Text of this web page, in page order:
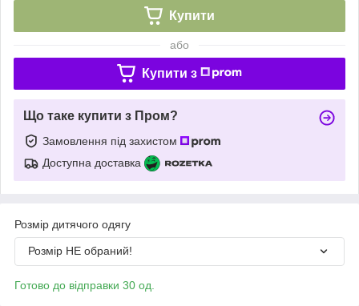
Купити
або
Купити з
Що таке купити з Пром?
Замовлення під захистом
Доступна доставка
Розмір дитячого одягу
Розмір НЕ обраний!
Готово до відправки 30 од.